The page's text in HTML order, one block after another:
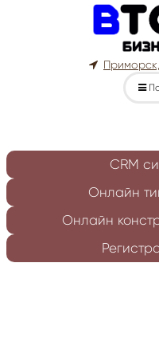
Приморск,
CRM
Онлайн
Онлайн